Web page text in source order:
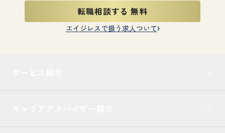
転職相談する 無料
エイジレスで扱う求人ついて